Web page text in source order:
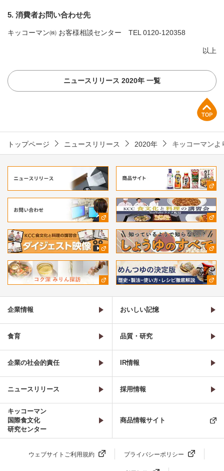
5. 消費者お問い合わせ先
キッコーマン㈱ お客様相談センター TEL 0120-120358
以上
ニュースリリース 2020年 一覧
トップページ ニュースリリース 2020年 キッコーマンよ
企業情報 おいしい記憶
食育 品質・研究
企業の社会的責任 IR情報
ニュースリリース 採用情報
キッコーマン
国際食文化
研究センター
商品情報サイト
ウェブサイトご利用規約 プライバシーポリシー